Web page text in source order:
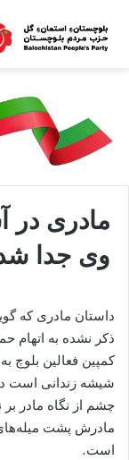
مادری در
وی جدا
داستان مادری که
ذکر نشده به اتهام
کمپین فعالین بلوچ
شیشه زندانی است
چشم از نگاه مادر
مادرش پشت
است.